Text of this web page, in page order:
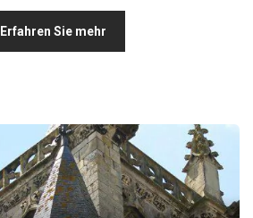
Erfahren Sie mehr